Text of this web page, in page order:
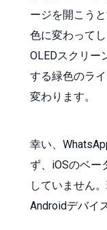
ージを開こう
色に変わって
OLEDスクリー
する緑色のラ
変わります。
幸い、
ず、iOSのベー
していません
Androidデバイ